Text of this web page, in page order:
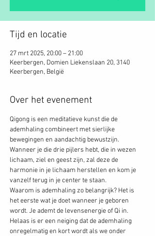
Tijd en locatie
27 mrt 2025, 20:00 – 21:00
Keerbergen, Domien Liekenslaan 20, 3140
Keerbergen, België
Over het evenement
Qigong is een meditatieve kunst die de
ademhaling combineert met sierlijke
bewegingen en aandachtig bewustzijn.
Wanneer je die drie pijlers hebt, die in wezen
lichaam, ziel en geest zijn, zal deze de
harmonie in je lichaam herstellen en kom je
vanzelf terug in je center te staan.
Waarom is ademhaling zo belangrijk? Het is
het eerste wat je doet wanneer je geboren
wordt. Je ademt de levensenergie of Qi in.
Helaas is er een neiging dat de ademhaling
onregelmatig en kort wordt als we onder